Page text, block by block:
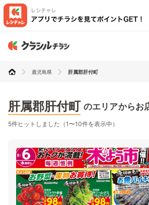
鹿児島県 肝属郡肝付町
肝属郡肝付町 のエリアからお
5件ヒットしました（1〜10件を表示中）